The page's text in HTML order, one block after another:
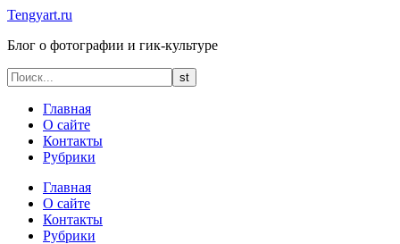
Tengyart.ru
Блог о фотографии и гик-культуре
Главная
О сайте
Контакты
Рубрики
Главная
О сайте
Контакты
Рубрики